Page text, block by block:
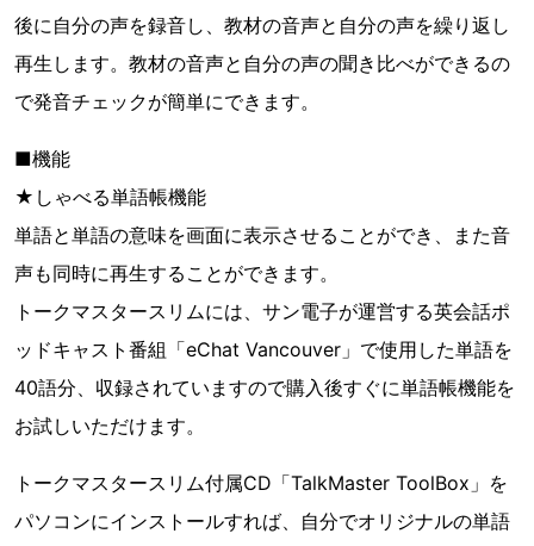
後に自分の声を録音し、教材の音声と自分の声を繰り返し
再生します。教材の音声と自分の声の聞き比べができるの
で発音チェックが簡単にできます。
■機能
★しゃべる単語帳機能
単語と単語の意味を画面に表示させることができ、また音
声も同時に再生することができます。
トークマスタースリムには、サン電子が運営する英会話ポ
ッドキャスト番組「eChat Vancouver」で使用した単語を
40語分、収録されていますので購入後すぐに単語帳機能を
お試しいただけます。
トークマスタースリム付属CD「TalkMaster ToolBox」を
パソコンにインストールすれば、自分でオリジナルの単語